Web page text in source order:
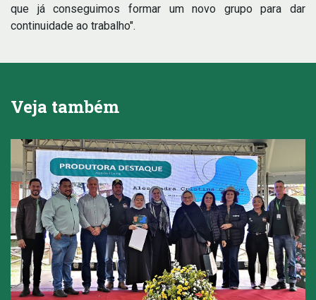
que já conseguimos formar um novo grupo para dar
continuidade ao trabalho".
Veja também